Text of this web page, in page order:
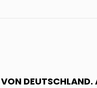
VON DEUTSCHLAND.